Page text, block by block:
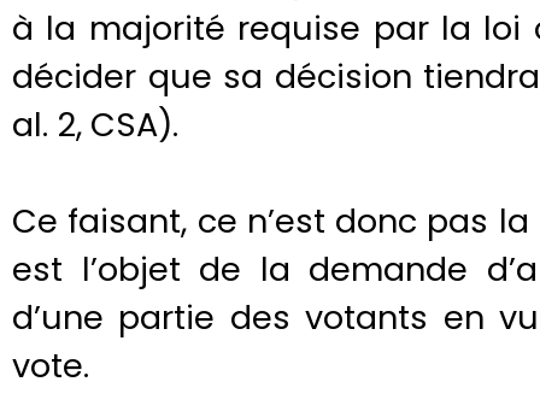
à la majorité requise par la
décider que sa décision
al. 2, CSA).
Ce faisant, ce n’est donc pas
est l’objet de la demande
d’une partie des votants en
vote.